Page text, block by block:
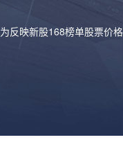
为反映新股168榜单股票价